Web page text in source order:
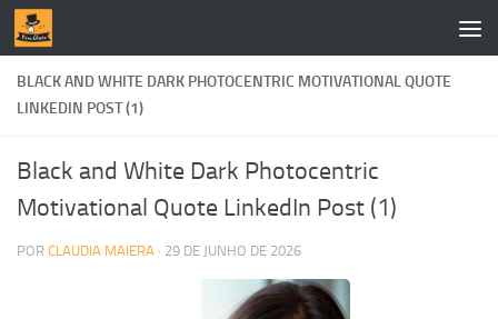
Skip to content
BLACK AND WHITE DARK PHOTOCENTRIC MOTIVATIONAL QUOTE
LINKEDIN POST (1)
Black and White Dark Photocentric
Motivational Quote LinkedIn Post (1)
POR CLAUDIA MAIERA · 29 DE JUNHO DE 2026